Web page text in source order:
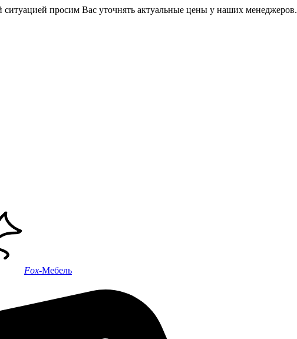
ситуацией просим Вас уточнять актуальные цены у наших менеджеров.
Fox-Мебель